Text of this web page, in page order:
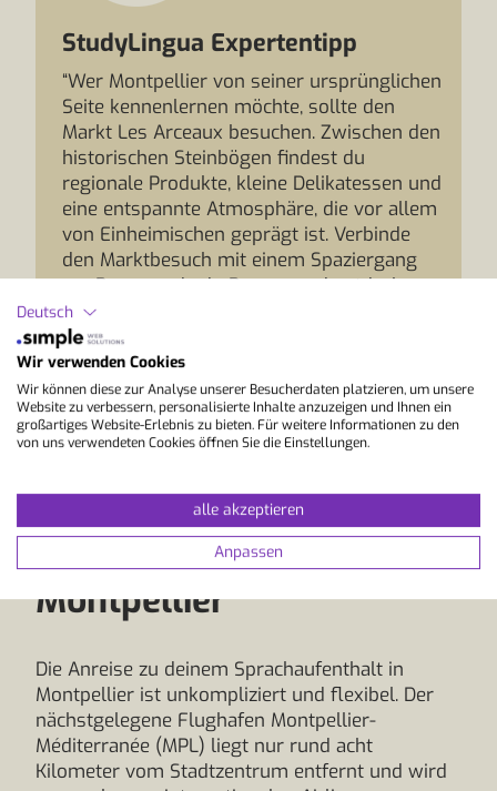
StudyLingua Expertentipp
“Wer Montpellier von seiner ursprünglichen
Seite kennenlernen möchte, sollte den
Markt Les Arceaux besuchen. Zwischen den
historischen Steinbögen findest du
regionale Produkte, kleine Delikatessen und
eine entspannte Atmosphäre, die vor allem
von Einheimischen geprägt ist. Verbinde
den Marktbesuch mit einem Spaziergang
zur Promenade du Peyrou und entdecke
eine Seite von Montpellier, die viele
Besucher gar nicht kennenlernen.”
Deine Anreise zum
Sprachaufenthalt in
Montpellier
Die Anreise zu deinem Sprachaufenthalt in
Montpellier ist unkompliziert und flexibel. Der
nächstgelegene Flughafen Montpellier-
Méditerranée (MPL) liegt nur rund acht
Kilometer vom Stadtzentrum entfernt und wird
Deutsch
Wir verwenden Cookies
Wir können diese zur Analyse unserer Besucherdaten platzieren, um unsere
Website zu verbessern, personalisierte Inhalte anzuzeigen und Ihnen ein
großartiges Website-Erlebnis zu bieten. Für weitere Informationen zu den
von uns verwendeten Cookies öffnen Sie die Einstellungen.
alle akzeptieren
Anpassen